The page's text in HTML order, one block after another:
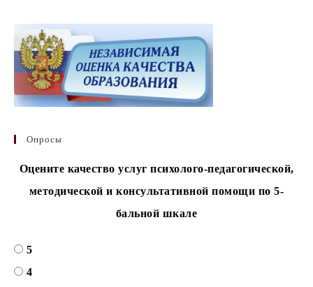
Опросы
Оцените качество услуг психолого-педагогической,
методической и консультативной помощи по 5-
бальной шкале
5
4